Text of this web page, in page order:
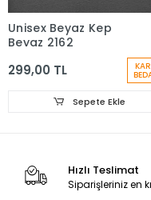
Unisex Beyaz Kep
Beyaz 2162
299,00 TL
Sepete Ekle
Hızlı Teslimat
Siparişleriniz en